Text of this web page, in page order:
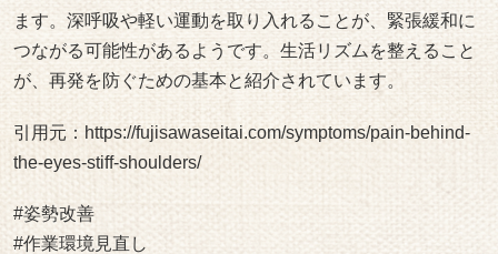
ます。深呼吸や軽い運動を取り入れることが、緊張緩和に
つながる可能性があるようです。生活リズムを整えること
が、再発を防ぐための基本と紹介されています。
引用元： https://fujisawaseitai.com/symptoms/pain-behind-
the-eyes-stiff-shoulders/
#姿勢改善
#作業環境見直し